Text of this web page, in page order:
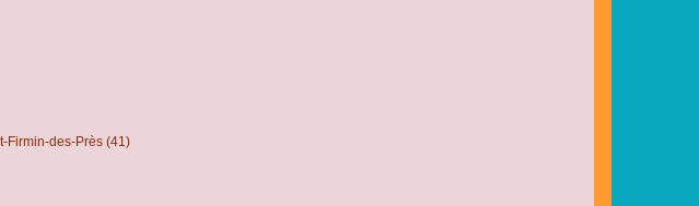
Firmin-des-Près (41)